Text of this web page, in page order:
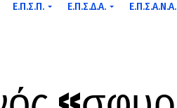
Ε.Π.Σ.Π. Ε.Π.Σ.Δ.Α. Ε.Π.Σ.Α.Ν.Α.